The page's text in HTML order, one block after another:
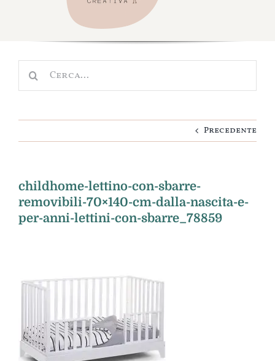
Navigation
Nascita
per:
Precedente
childhome-lettino-con-sbarre-
removibili-70×140-cm-dalla-nascita-e-
per-anni-lettini-con-sbarre_78859